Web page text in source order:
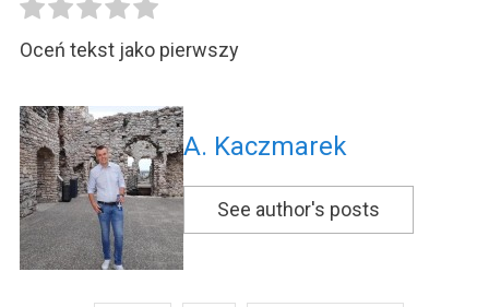
Oceń tekst jako pierwszy
A. Kaczmarek
See author's posts